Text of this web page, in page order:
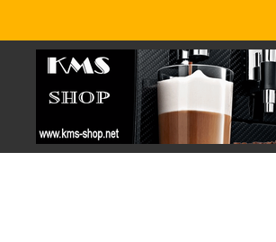
Hauptinhalt
springen